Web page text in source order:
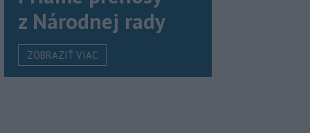
z Národnej rady
ZOBRAZIŤ VIAC